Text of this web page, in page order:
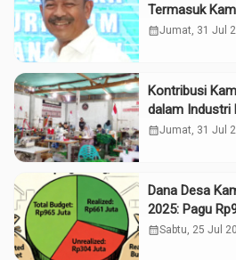
Termasuk
calendar_monthJumat, 31 Jul
Kontribusi
dalam Industri
Daerah
calendar_monthJumat, 31 Jul
Dana Desa
2025: Pagu
Rp661 Juta
calendar_monthSabtu, 25 Jul